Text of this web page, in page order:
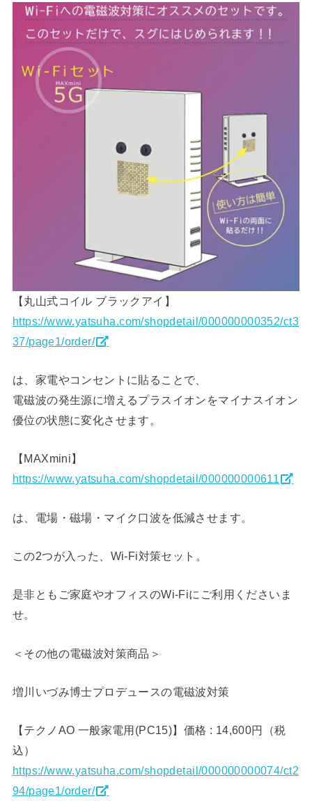
【丸山式コイル ブラックアイ】
https://www.yatsuha.com/shopdetail/000000000352/ct3
37/page1/order/
は、家電やコンセントに貼ることで、
電磁波の発生源に増えるプラスイオンをマイナスイオン
優位の状態に変化させます。
【MAXmini】
https://www.yatsuha.com/shopdetail/000000000611
は、電場・磁場・マイク口波を低減させます。
この2つが入った、Wi-Fi対策セット。
是非ともご家庭やオフィスのWi-Fiにご利用くださいま
せ。
＜その他の電磁波対策商品＞
増川いづみ博士プロデュースの電磁波対策
【テクノAO 一般家電用(PC15)】価格 : 14,600円（税
込）
https://www.yatsuha.com/shopdetail/000000000074/ct2
94/page1/order/